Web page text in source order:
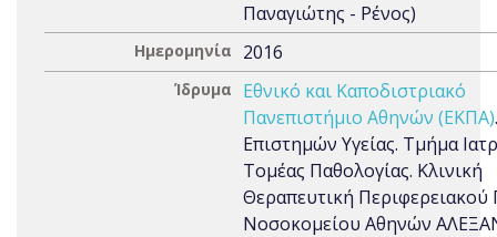
Παναγιώτης - Ρένος)
Ημερομηνία 2016
Ίδρυμα
Εθνικό και Καποδιστριακό
Πανεπιστήμιο Αθηνών (ΕΚΠΑ)
Επιστημών Υγείας. Τμήμα
Τομέας Παθολογίας. Κλινική
Θεραπευτική Περιφερειακού
Νοσοκομείου Αθηνών